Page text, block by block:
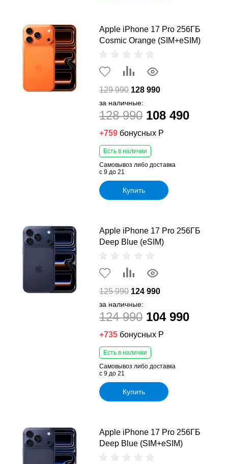
Apple iPhone 17 Pro 256ГБ
Cosmic Orange (SIM+eSIM)
129 990 128 990
за наличные:
128 990 108 490
+759 бонусных Р
Есть в наличии
Самовывоз либо доставка
с 9 до 21
Купить
Apple iPhone 17 Pro 256ГБ
Deep Blue (eSIM)
125 990 124 990
за наличные:
124 990 104 990
+735 бонусных Р
Есть в наличии
Самовывоз либо доставка
с 9 до 21
Купить
Apple iPhone 17 Pro 256ГБ
Deep Blue (SIM+eSIM)